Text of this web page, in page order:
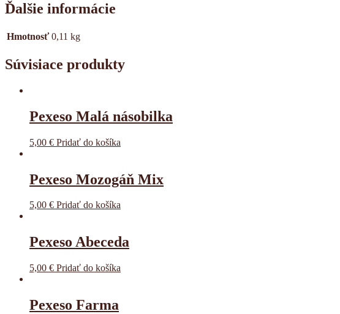
Ďalšie informácie
Hmotnosť 0,11 kg
Súvisiace produkty
Pexeso Malá násobilka
5,00 € Pridať do košíka
Pexeso Mozogáň Mix
5,00 € Pridať do košíka
Pexeso Abeceda
5,00 € Pridať do košíka
Pexeso Farma